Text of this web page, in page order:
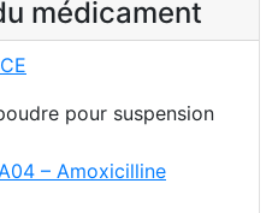
médicament
pour suspension
– Amoxicilline